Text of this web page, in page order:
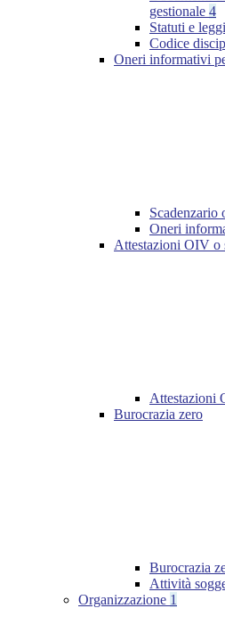
gestionale 4
Statuti e
Codice
Oneri informativi
Scadenzario
Oneri
Attestazioni OIV o
Attestazioni
Burocrazia zero
Burocrazia
Attività
Organizzazione 1